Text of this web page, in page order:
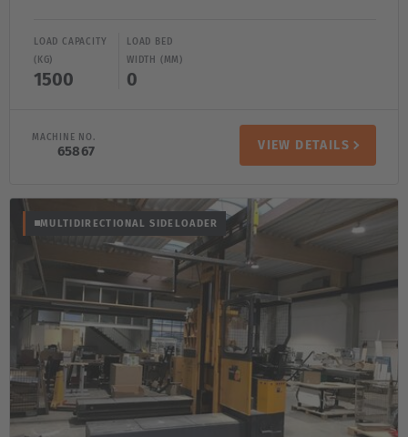
LOAD CAPACITY
(KG)
1500
LOAD BED
WIDTH (MM)
0
MACHINE NO.
65867 VIEW DETAILS
MULTIDIRECTIONAL SIDELOADER